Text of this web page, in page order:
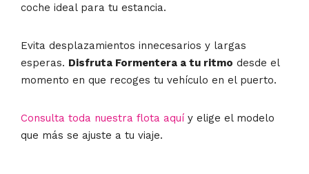
coche ideal para tu estancia.
Evita desplazamientos innecesarios y largas
esperas. Disfruta Formentera a tu ritmo desde el
momento en que recoges tu vehículo en el puerto.
Consulta toda nuestra flota aquí y elige el modelo
que más se ajuste a tu viaje.